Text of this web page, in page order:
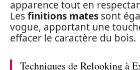
apparence tout en
Lesfinitions mates sont
vogue, apportant une
effacer le caractère du bois.
Techniques de Relooking à